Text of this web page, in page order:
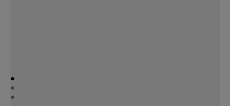
●
●
●